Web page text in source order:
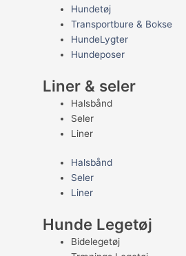
Hundetøj
Transportbure & Bokse
HundeLygter
Hundeposer
Liner & seler
Halsbånd
Seler
Liner
Halsbånd
Seler
Liner
Hunde Legetøj
Bidelegetøj